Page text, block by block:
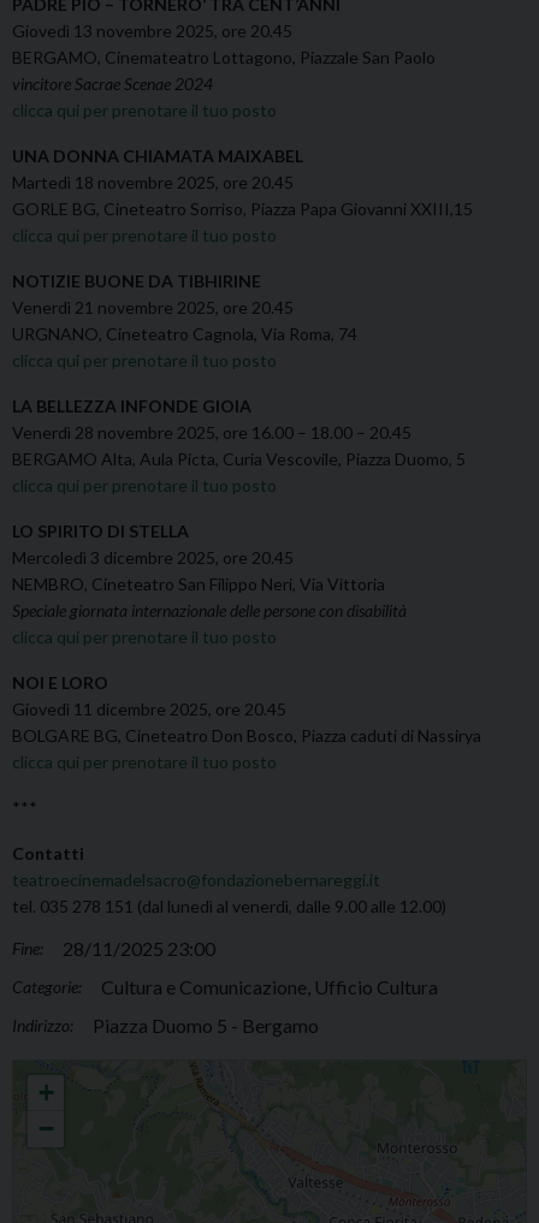
PADRE PIO – TORNERO’ TRA CENT’ANNI
Giovedì 13 novembre 2025, ore 20.45
BERGAMO, Cinemateatro Lottagono, Piazzale San Paolo
vincitore Sacrae Scenae 2024
clicca qui per prenotare il tuo posto
UNA DONNA CHIAMATA MAIXABEL
Martedì 18 novembre 2025, ore 20.45
GORLE BG, Cineteatro Sorriso, Piazza Papa Giovanni XXIII,15
clicca qui per prenotare il tuo posto
NOTIZIE BUONE DA TIBHIRINE
Venerdì 21 novembre 2025, ore 20.45
URGNANO, Cineteatro Cagnola, Via Roma, 74
clicca qui per prenotare il tuo posto
LA BELLEZZA INFONDE GIOIA
Venerdì 28 novembre 2025, ore 16.00 – 18.00 – 20.45
BERGAMO Alta, Aula Picta, Curia Vescovile, Piazza Duomo, 5
clicca qui per prenotare il tuo posto
LO SPIRITO DI STELLA
Mercoledì 3 dicembre 2025, ore 20.45
NEMBRO, Cineteatro San Filippo Neri, Via Vittoria
Speciale giornata internazionale delle persone con disabilità
clicca qui per prenotare il tuo posto
NOI E LORO
Giovedì 11 dicembre 2025, ore 20.45
BOLGARE BG, Cineteatro Don Bosco, Piazza caduti di Nassirya
clicca qui per prenotare il tuo posto
***
Contatti
teatroecinemadelsacro@fondazionebernareggi.it
tel. 035 278 151 (dal lunedì al venerdì, dalle 9.00 alle 12.00)
Fine: 28/11/2025 23:00
Categorie: Cultura e Comunicazione, Ufficio Cultura
Indirizzo: Piazza Duomo 5 - Bergamo
Teatro e Cinema del Sacro
+
−